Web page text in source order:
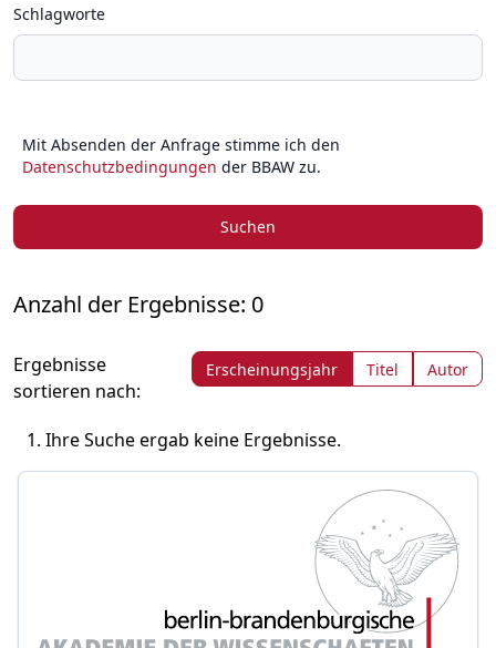
Schlagworte
Mit Absenden der Anfrage stimme ich den
Datenschutzbedingungen der BBAW zu.
Suchen
Anzahl der Ergebnisse: 0
Ergebnisse
sortieren nach:
Erscheinungsjahr Titel Autor
Ihre Suche ergab keine Ergebnisse.